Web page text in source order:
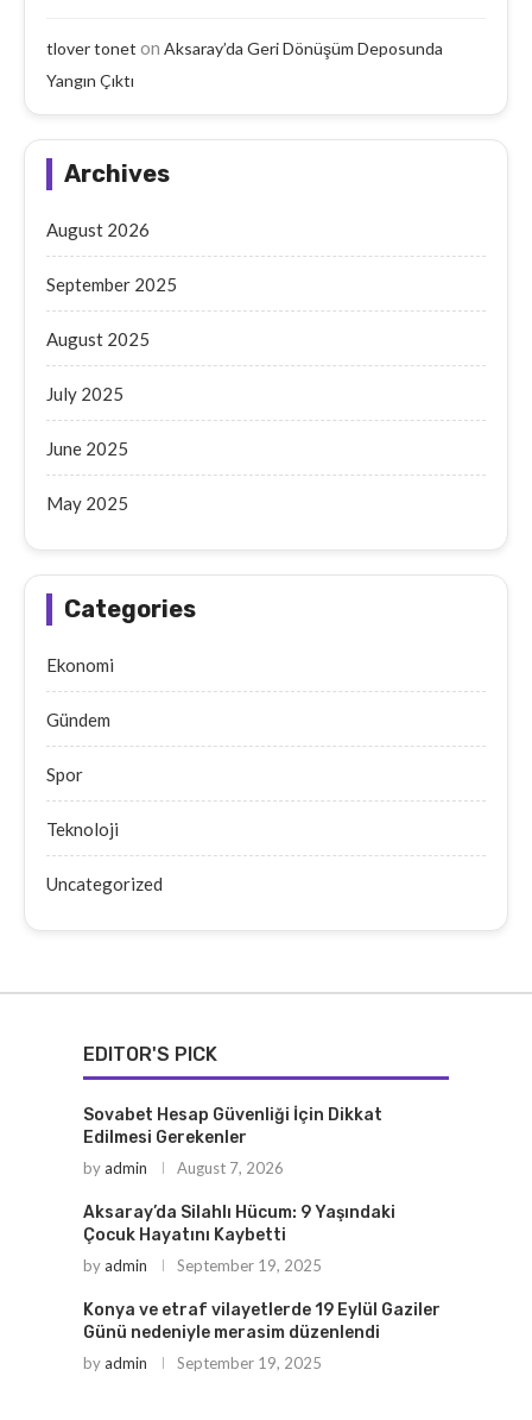
tlover tonet on Aksaray’da Geri Dönüşüm Deposunda
Yangın Çıktı
Archives
August 2026
September 2025
August 2025
July 2025
June 2025
May 2025
Categories
Ekonomi
Gündem
Spor
Teknoloji
Uncategorized
EDITOR'S PICK
Sovabet Hesap Güvenliği İçin Dikkat
Edilmesi Gerekenler
byadmin August 7, 2026
Aksaray’da Silahlı Hücum: 9 Yaşındaki
Çocuk Hayatını Kaybetti
byadmin September 19, 2025
Konya ve etraf vilayetlerde 19 Eylül Gaziler
Günü nedeniyle merasim düzenlendi
byadmin September 19, 2025